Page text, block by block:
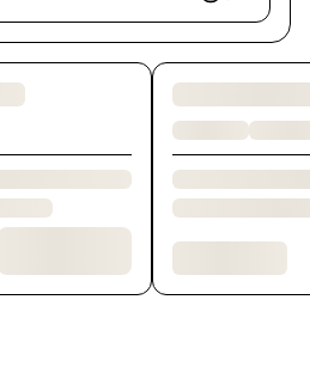
et des formules…